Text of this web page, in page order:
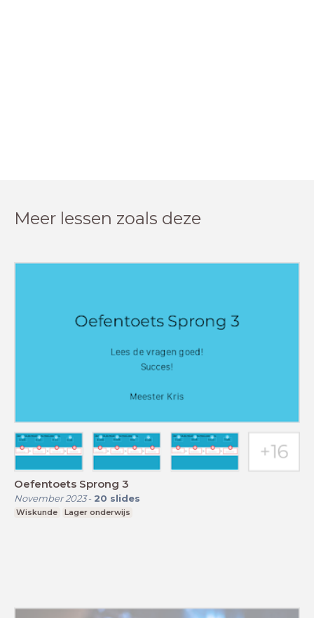
Meer lessen zoals deze
Oefentoets Sprong 3
November 2023- 20 slides
Wiskunde Lager onderwijs